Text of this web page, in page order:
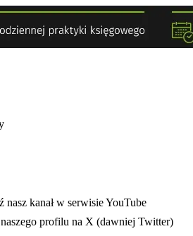
nowej karcie
się w nowej karcie
nasz kanał w serwisie YouTube
karcie profilu na X (dawniej Twitter)